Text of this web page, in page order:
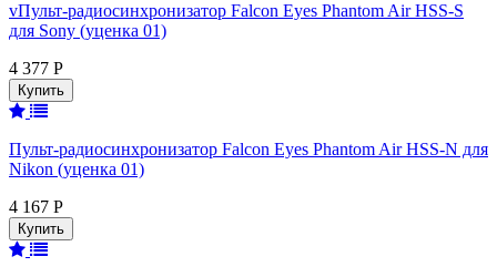
vПульт-радиосинхронизатор Falcon Eyes Phantom Air HSS-S
для Sony (уценка 01)
4 377 Р
Пульт-радиосинхронизатор Falcon Eyes Phantom Air HSS-N для
Nikon (уценка 01)
4 167 Р